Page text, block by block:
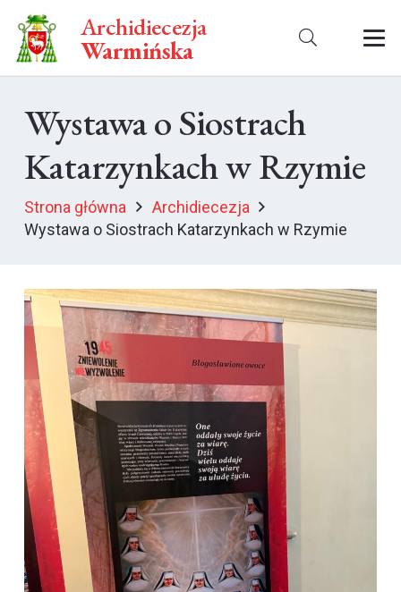
Archidiecezja
Warmińska
Wystawa o Siostrach
Katarzynkach w Rzymie
Strona główna
Archidiecezja
Wystawa o Siostrach Katarzynkach w Rzymie